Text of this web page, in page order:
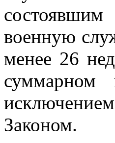
военную
менее 26
суммарном
Законом.